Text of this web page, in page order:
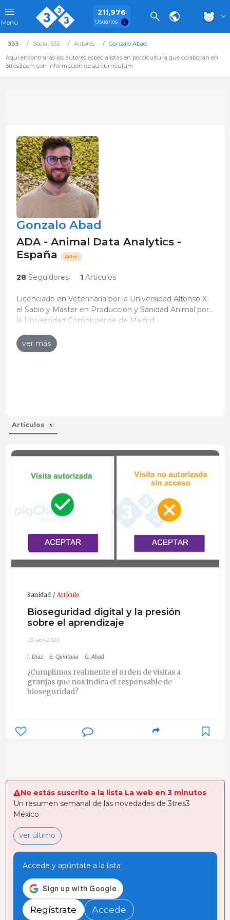
Menú
211,976
Usuarios
333 Social 333 Autores
Gonzalo Abad
Aquí encontrarás los autores especialistas en porcicultura que colaboran en
3tres3.com con información de su currículum
Gonzalo Abad
ADA - Animal Data Analytics -
España
Autor
28Seguidores 1Artículos
Licenciado en Veterinaria por la Universidad Alfonso X
el Sabio y Máster en Producción y Sanidad Animal por
la Universidad Complutense de Madrid.
ver más
Artículos 1
Sanidad Artículo
Bioseguridad digital y la presión
sobre el aprendizaje
25-abr-2023
I. Díaz E. Quintana G. Abad
¿Cumplimos realmente el orden de visitas a
granjas que nos indica el responsable de
bioseguridad?
No estás suscrito a la lista La web en 3 minutos
Un resumen semanal de las novedades de 3tres3
México
ver último
Accede y apúntate a la lista
Regístrate Accede